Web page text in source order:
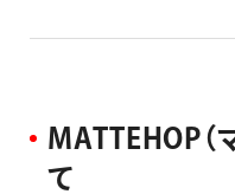
MATT E HO P （
て